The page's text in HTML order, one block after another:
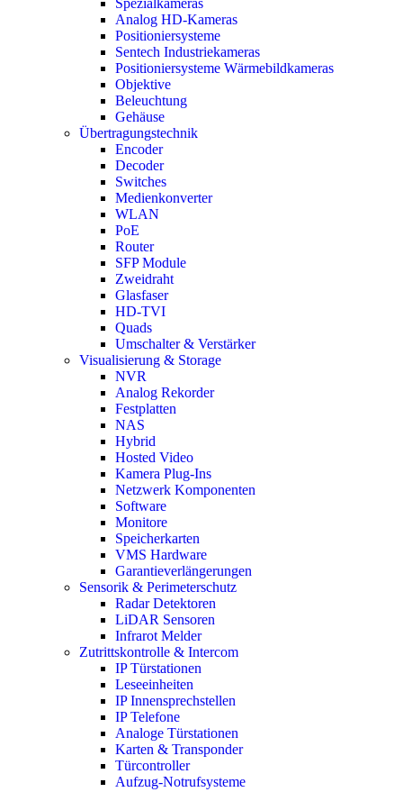
Analog HD-Kameras
Positioniersysteme
Sentech Industriekameras
Positioniersysteme Wärmebildkameras
Objektive
Beleuchtung
Gehäuse
Übertragungstechnik
Encoder
Decoder
Switches
Medienkonverter
WLAN
PoE
Router
SFP Module
Zweidraht
Glasfaser
HD-TVI
Quads
Umschalter & Verstärker
Visualisierung & Storage
NVR
Analog Rekorder
Festplatten
NAS
Hybrid
Hosted Video
Kamera Plug-Ins
Netzwerk Komponenten
Software
Monitore
Speicherkarten
VMS Hardware
Garantieverlängerungen
Sensorik & Perimeterschutz
Radar Detektoren
LiDAR Sensoren
Infrarot Melder
Zutrittskontrolle & Intercom
IP Türstationen
Leseeinheiten
IP Innensprechstellen
IP Telefone
Analoge Türstationen
Karten & Transponder
Türcontroller
Aufzug-Notrufsysteme